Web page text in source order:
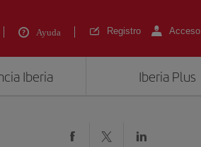
Ayuda Registro Acceso
Iberia Iberia Plus